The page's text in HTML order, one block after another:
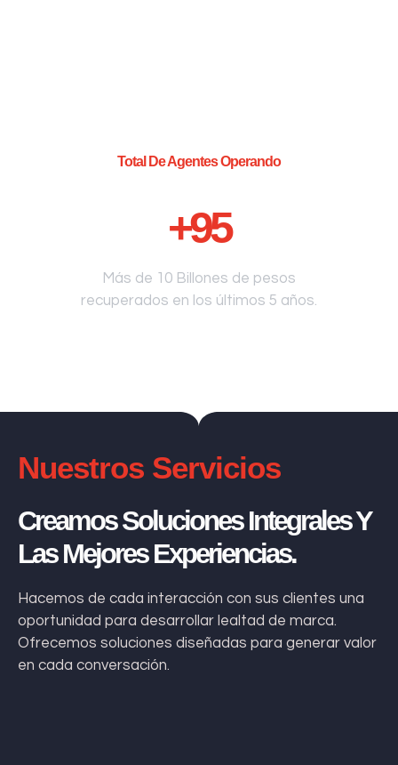
Total De Agentes Operando
+95
Más de 10 Billones de pesos
recuperados en los últimos 5 años.
Nuestros Servicios
Creamos Soluciones Integrales Y
Las Mejores Experiencias.
Hacemos de cada interacción con sus clientes una
oportunidad para desarrollar lealtad de marca.
Ofrecemos soluciones diseñadas para generar valor
en cada conversación.